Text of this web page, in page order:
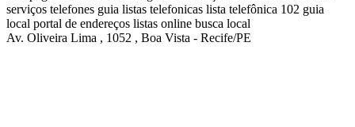
serviços telefones guia listas telefonicas lista telefônica 102 guia
local portal de endereços listas online busca local
Av. Oliveira Lima , 1052 , Boa Vista - Recife/PE